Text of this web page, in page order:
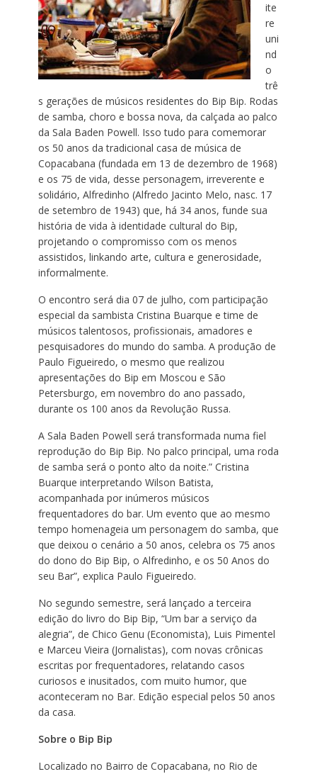
ite
re
uni
nd
o
trê
s gerações de músicos residentes do Bip Bip. Rodas
de samba, choro e bossa nova, da calçada ao palco
da Sala Baden Powell. Isso tudo para comemorar
os 50 anos da tradicional casa de música de
Copacabana (fundada em 13 de dezembro de 1968)
e os 75 de vida, desse personagem, irreverente e
solidário, Alfredinho (Alfredo Jacinto Melo, nasc. 17
de setembro de 1943) que, há 34 anos, funde sua
história de vida à identidade cultural do Bip,
projetando o compromisso com os menos
assistidos, linkando arte, cultura e generosidade,
informalmente.
O encontro será dia 07 de julho, com participação
especial da sambista Cristina Buarque e time de
músicos talentosos, profissionais, amadores e
pesquisadores do mundo do samba. A produção de
Paulo Figueiredo, o mesmo que realizou
apresentações do Bip em Moscou e São
Petersburgo, em novembro do ano passado,
durante os 100 anos da Revolução Russa.
A Sala Baden Powell será transformada numa fiel
reprodução do Bip Bip. No palco principal, uma roda
de samba será o ponto alto da noite.” Cristina
Buarque interpretando Wilson Batista,
acompanhada por inúmeros músicos
frequentadores do bar. Um evento que ao mesmo
tempo homenageia um personagem do samba, que
que deixou o cenário a 50 anos, celebra os 75 anos
do dono do Bip Bip, o Alfredinho, e os 50 Anos do
seu Bar”, explica Paulo Figueiredo.
No segundo semestre, será lançado a terceira
edição do livro do Bip Bip, “Um bar a serviço da
alegria”, de Chico Genu (Economista), Luis Pimentel
e Marceu Vieira (Jornalistas), com novas crônicas
escritas por frequentadores, relatando casos
curiosos e inusitados, com muito humor, que
aconteceram no Bar. Edição especial pelos 50 anos
da casa.
Sobre o Bip Bip
Localizado no Bairro de Copacabana, no Rio de